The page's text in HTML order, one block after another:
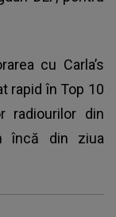
cu Carla’s
rapid în Top 10
radiourilor din
încă din ziua